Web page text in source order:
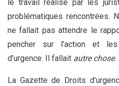
le travail réalisé par les
problématiques rencontrées.
ne fallait pas attendre le
pencher sur l’action et
d’urgence. Il fallait autre chose.
La Gazette de Droits